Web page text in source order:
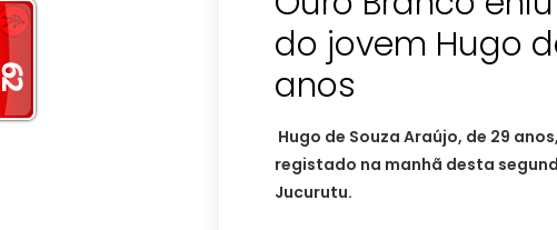
do jovem Hugo
anos
Hugo de Souza Araújo, de 29
registado na manhã desta
Jucurutu.